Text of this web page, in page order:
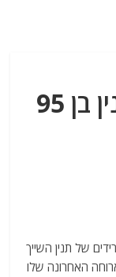
גילוי נדיר בבטן של תנין בן 95
של תנין השייך
האחרונה שלו